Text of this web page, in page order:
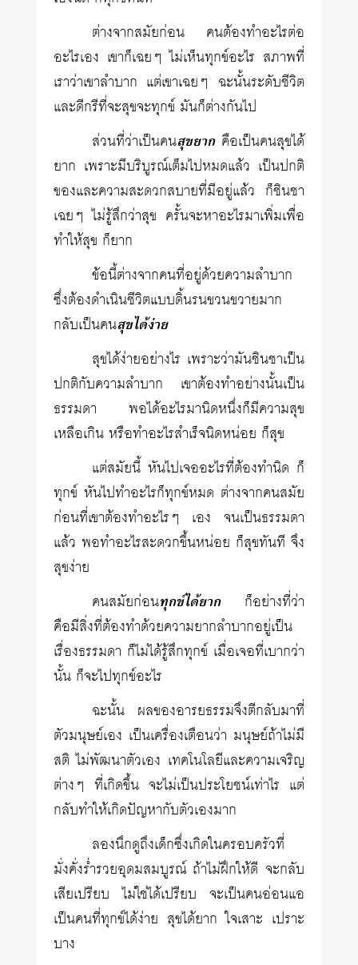
ต่างจากสมัยก่อน คนต้องทำอะไรต่อ
อะไรเอง เขาก็เฉยๆ ไม่เห็นทุกข์อะไร สภาพที่
เราว่าเขาลำบาก แต่เขาเฉยๆ ฉะนั้นระดับชีวิต
และดีกรีที่จะสุขจะทุกข์ มันก็ต่างกันไป
ส่วนที่ว่าเป็นคนสุขยากคือเป็นคนสุขได้
ยาก เพราะมีบริบูรณ์เต็มไปหมดแล้ว เป็นปกติ
ของและความสะดวกสบายที่มีอยู่แล้ว ก็ชินชา
เฉยๆ ไม่รู้สึกว่าสุข ครั้นจะหาอะไรมาเพิ่มเพื่อ
ทำให้สุข ก็ยาก
ข้อนี้ต่างจากคนที่อยู่ด้วยความลำบาก
ซึ่งต้องดำเนินชีวิตแบบดิ้นรนขวนขวายมาก
กลับเป็นคนสุขได้ง่าย
สุขได้ง่ายอย่างไร เพราะว่ามันชินชาเป็น
ปกติกับความลำบาก เขาต้องทำอย่างนั้นเป็น
ธรรมดา พอได้อะไรมานิดหนึ่งก็มีความสุข
เหลือเกิน หรือทำอะไรสำเร็จนิดหน่อย ก็สุข
แต่สมัยนี้ หันไปเจออะไรที่ต้องทำนิด ก็
ทุกข์ หันไปทำอะไรก็ทุกข์หมด ต่างจากคนสมัย
ก่อนที่เขาต้องทำอะไรๆ เอง จนเป็นธรรมดา
แล้ว พอทำอะไรสะดวกขึ้นหน่อย ก็สุขทันที จึง
สุขง่าย
คนสมัยก่อนทุกข์ได้ยากก็อย่างที่ว่า
คือมีสิ่งที่ต้องทำด้วยความยากลำบากอยู่เป็น
เรื่องธรรมดา ก็ไม่ได้รู้สึกทุกข์ เมื่อเจอที่เบากว่า
นั้น ก็จะไปทุกข์อะไร
ฉะนั้น ผลของอารยธรรมจึงตีกลับมาที่
ตัวมนุษย์เอง เป็นเครื่องเตือนว่า มนุษย์ถ้าไม่มี
สติ ไม่พัฒนาตัวเอง เทคโนโลยีและความเจริญ
ต่างๆ ที่เกิดขึ้น จะไม่เป็นประโยชน์เท่าไร แต่
กลับทำให้เกิดปัญหากับตัวเองมาก
ลองนึกดูถึงเด็กซึ่งเกิดในครอบครัวที่
มั่งคั่งร่ำรวยอุดมสมบูรณ์ ถ้าไม่ฝึกให้ดี จะกลับ
เสียเปรียบ ไม่ใช่ได้เปรียบ จะเป็นคนอ่อนแอ
เป็นคนที่ทุกข์ได้ง่าย สุขได้ยาก ใจเสาะ เปราะ
บาง